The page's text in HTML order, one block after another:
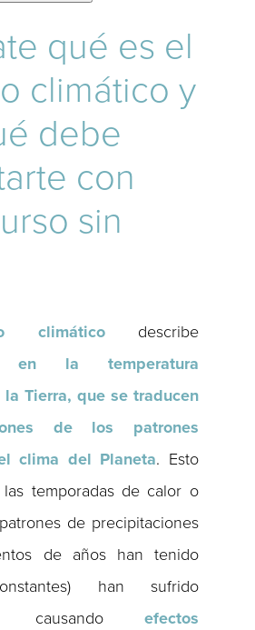
qué es el
climático y
debe
con
sin
climáticodescribe
en la temperatura
Tierra, que se traducen
de los patrones
clima del Planeta. Esto
temporadas de calor o
de precipitaciones
de años han tenido
han sufrido
causando efectos